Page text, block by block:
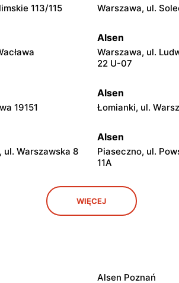
113/115 Warszawa, ul.
Alsen
Warszawa, ul.
22 U-07
19151
Alsen
Łomianki, ul.
Warszawska 8
Alsen
Piaseczno, ul.
11A
Alsen
Otwock, ul. Józefa
WIĘCEJ
Alsen Poznań